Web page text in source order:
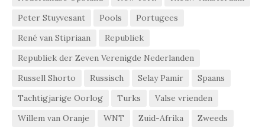
Peter Stuyvesant
Pools
Portugees
René van Stipriaan
Republiek
Republiek der Zeven Verenigde Nederlanden
Russell Shorto
Russisch Selay Pamir
Spaans
Tachtigjarige Oorlog
Turks
Valse vrienden
Willem van Oranje
WNT Zuid-Afrika Zweeds